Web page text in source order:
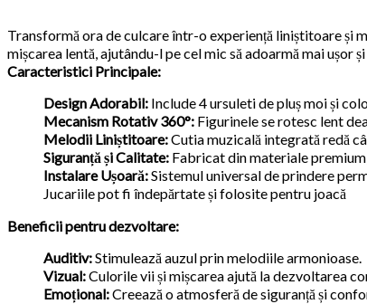
Transformă ora de culcare într-o experiență liniștitoare și
mișcarea lentă, ajutându-l pe cel mic să adoarmă mai ușor
Caracteristici Principale:
Design Adorabil: Include 4 ursuleti de pluș moi și
Mecanism Rotativ 360°: Figurinele se rotesc lent
Melodii Liniștitoare:Cutia muzicală integrată redă
Siguranță și Calitate: Fabricat din materiale
Instalare Ușoară:Sistemul universal de prindere
Jucariile pot fi îndepărtate și folosite pentru joacă
Beneficii pentru dezvoltare:
Auditiv:Stimulează auzul prin melodiile armonioase.
Vizual:Culorile vii și mișcarea ajută la dezvoltarea
Emoțional:Creează o atmosferă de siguranță și